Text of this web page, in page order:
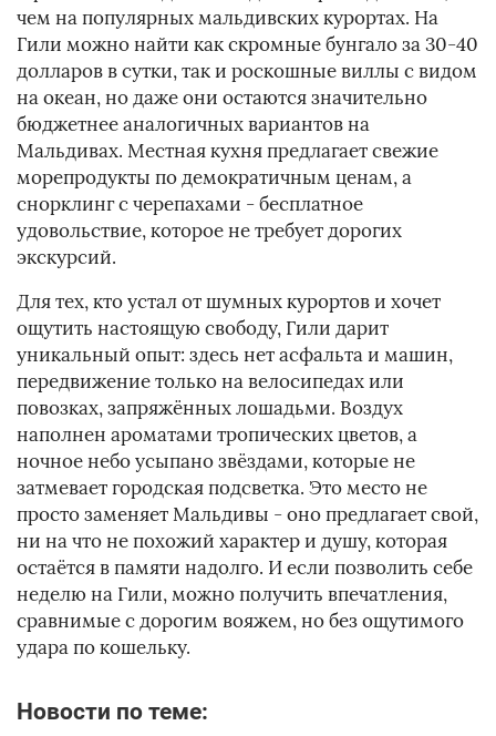
чем на популярных мальдивских курортах. На
Гили можно найти как скромные бунгало за 30-40
долларов в сутки, так и роскошные виллы с видом
на океан, но даже они остаются значительно
бюджетнее аналогичных вариантов на
Мальдивах. Местная кухня предлагает свежие
морепродукты по демократичным ценам, а
снорклинг с черепахами - бесплатное
удовольствие, которое не требует дорогих
экскурсий.
Для тех, кто устал от шумных курортов и хочет
ощутить настоящую свободу, Гили дарит
уникальный опыт: здесь нет асфальта и машин,
передвижение только на велосипедах или
повозках, запряжённых лошадьми. Воздух
наполнен ароматами тропических цветов, а
ночное небо усыпано звёздами, которые не
затмевает городская подсветка. Это место не
просто заменяет Мальдивы - оно предлагает свой,
ни на что не похожий характер и душу, которая
остаётся в памяти надолго. И если позволить себе
неделю на Гили, можно получить впечатления,
сравнимые с дорогим вояжем, но без ощутимого
удара по кошельку.
Новости по теме: